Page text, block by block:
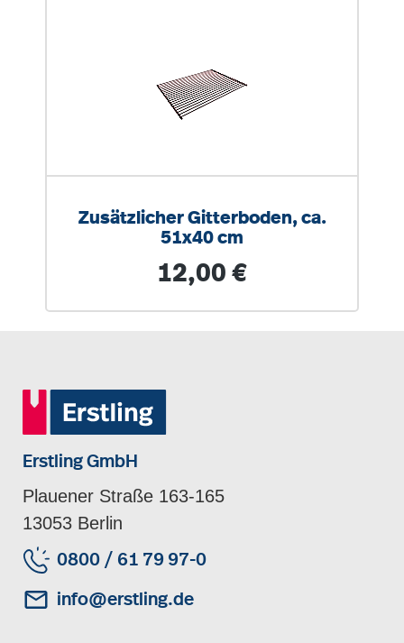
Zusätzlicher Gitterboden, ca.
51x40 cm
Regulärer Preis:
12,00 €
Erstling GmbH
Plauener Straße 163-165
13053 Berlin
0800 / 61 79 97-0
info@erstling.de